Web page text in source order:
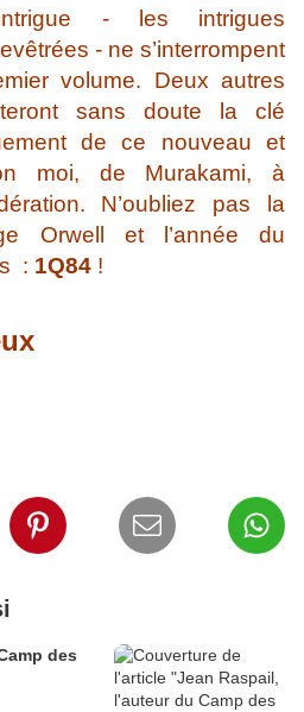
- les intrigues
- ne s’interrompent
volume. Deux autres
sans doute la clé
de ce nouveau et
moi, de Murakami, à
N’oubliez pas la
Orwell et l’année du
: 1Q84 !
des